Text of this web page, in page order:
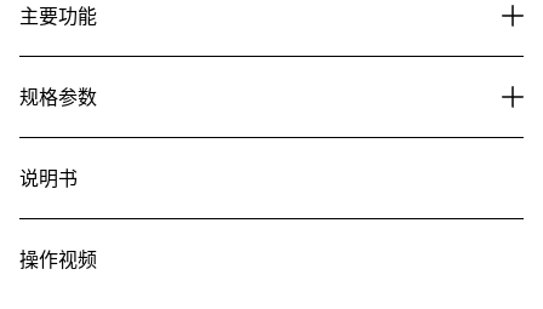
主要功能
规格参数
说明书
操作视频